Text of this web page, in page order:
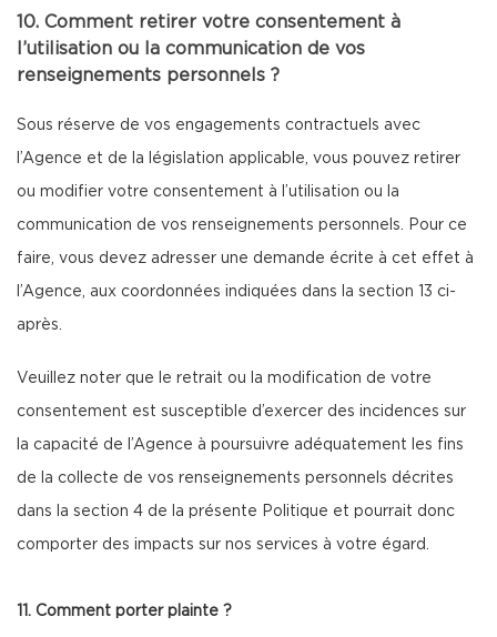
10. Comment retirer votre consentement à
l’utilisation ou la communication de vos
renseignements personnels ?
Sous réserve de vos engagements contractuels avec
l’Agence et de la législation applicable, vous pouvez retirer
ou modifier votre consentement à l’utilisation ou la
communication de vos renseignements personnels. Pour ce
faire, vous devez adresser une demande écrite à cet effet à
l’Agence, aux coordonnées indiquées dans la section 13 ci-
après.
Veuillez noter que le retrait ou la modification de votre
consentement est susceptible d’exercer des incidences sur
la capacité de l’Agence à poursuivre adéquatement les fins
de la collecte de vos renseignements personnels décrites
dans la section 4 de la présente Politique et pourrait donc
comporter des impacts sur nos services à votre égard.
11. Comment porter plainte ?